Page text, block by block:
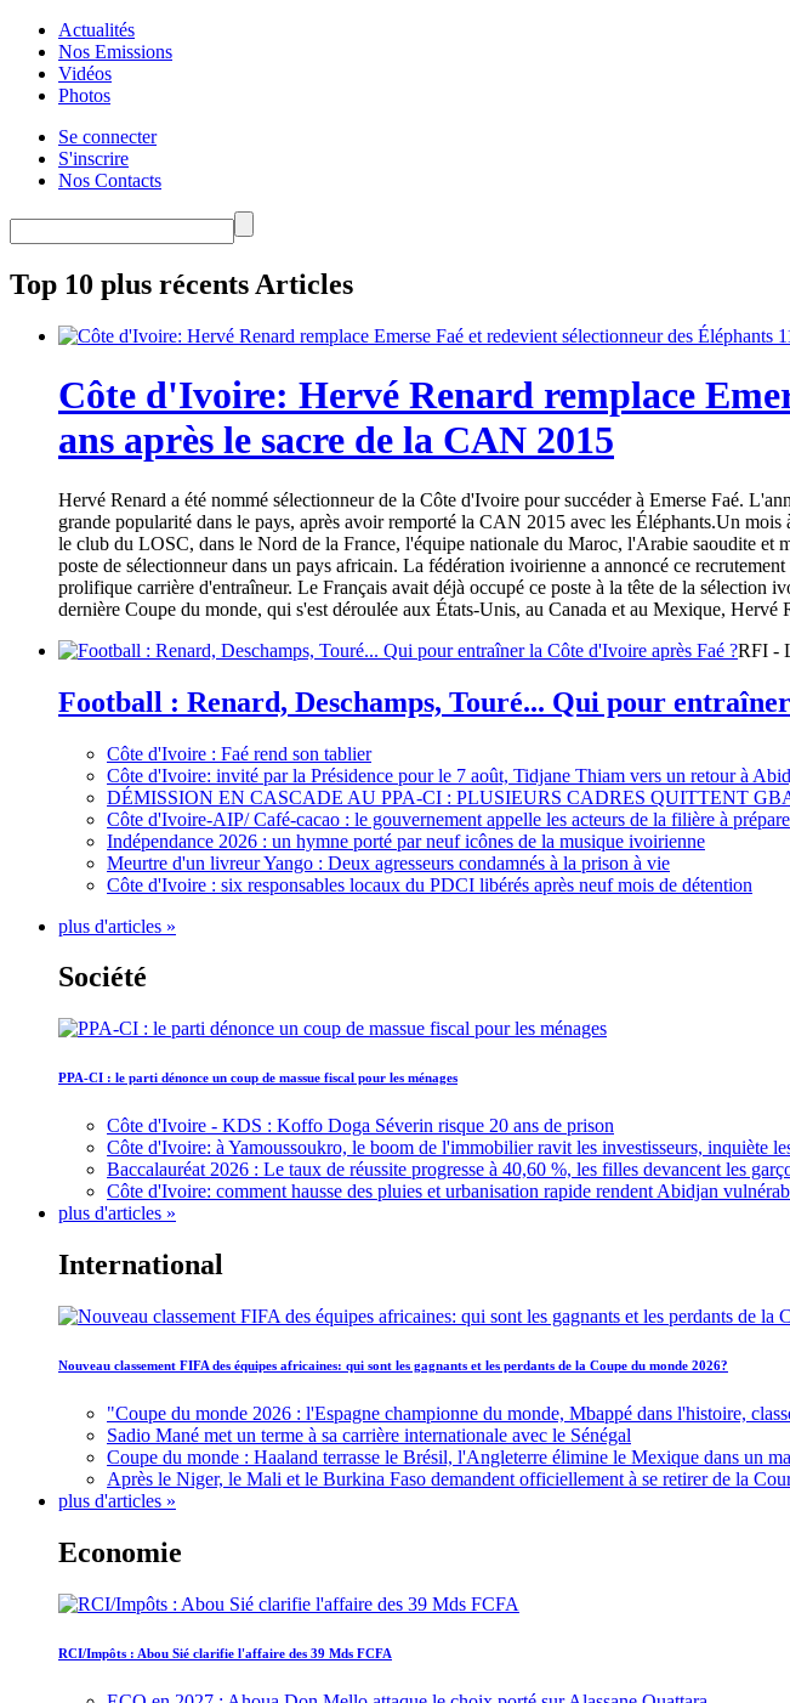
Actualités
Nos Emissions
Vidéos
Photos
Se connecter
S'inscrire
Nos Contacts
Top 10 plus récents Articles
Côte d'Ivoire: Hervé Renard remplace
ans après le sacre de la CAN 2015
Hervé Renard a été nommé sélectionneur de la Côte d'Ivoire pour succéder à Emerse Faé.
grande popularité dans le pays, après avoir remporté la CAN 2015 avec les Éléphants.Un
le club du LOSC, dans le Nord de la France, l'équipe nationale du Maroc, l'Arabie saoudite et
poste de sélectionneur dans un pays africain. La fédération ivoirienne a annoncé ce
prolifique carrière d'entraîneur. Le Français avait déjà occupé ce poste à la tête de la
dernière Coupe du monde, qui s'est déroulée aux États-Unis, au Canada et au Mexique,
RFI -
Football : Renard, Deschamps, Touré... Qui pour
Côte d'Ivoire : Faé rend son tablier
Côte d'Ivoire: invité par la Présidence pour le 7 août, Tidjane Thiam vers un retour à
DÉMISSION EN CASCADE AU PPA-CI : PLUSIEURS CADRES QUITTENT
Côte d'Ivoire-AIP/ Café-cacao : le gouvernement appelle les acteurs de la filière à
Indépendance 2026 : un hymne porté par neuf icônes de la musique ivoirienne
Meurtre d'un livreur Yango : Deux agresseurs condamnés à la prison à vie
Côte d'Ivoire : six responsables locaux du PDCI libérés après neuf mois de détention
plus d'articles »
Société
PPA-CI : le parti dénonce un coup de massue fiscal pour les ménages
Côte d'Ivoire - KDS : Koffo Doga Séverin risque 20 ans de prison
Côte d'Ivoire: à Yamoussoukro, le boom de l'immobilier ravit les investisseurs, inquiète
Baccalauréat 2026 : Le taux de réussite progresse à 40,60 %, les filles devancent les
Côte d'Ivoire: comment hausse des pluies et urbanisation rapide rendent Abidjan
plus d'articles »
International
Nouveau classement FIFA des équipes africaines: qui sont les gagnants et les perdants de la Coupe du monde 2026?
"Coupe du monde 2026 : l'Espagne championne du monde, Mbappé dans l'histoire,
Sadio Mané met un terme à sa carrière internationale avec le Sénégal
Coupe du monde : Haaland terrasse le Brésil, l'Angleterre élimine le Mexique dans un
Après le Niger, le Mali et le Burkina Faso demandent officiellement à se retirer de la
plus d'articles »
Economie
RCI/Impôts : Abou Sié clarifie l'affaire des 39 Mds FCFA